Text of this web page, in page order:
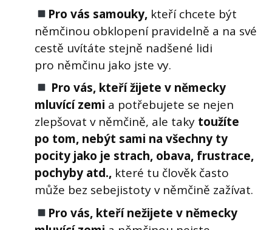
Pro vás samouky, kteří chcete být
němčinou obklopení pravidelně a na své
cestě uvítáte stejně nadšené lidi
pro němčinu jako jste vy.
Pro vás, kteří žijete v německy
mluvící zemi a potřebujete se nejen
zlepšovat v němčině, ale taky toužíte
po tom, nebýt sami na všechny ty
pocity jako je strach, obava, frustrace,
pochyby atd., které tu člověk často
může bez sebejistoty v němčině zažívat.
Pro vás, kteří nežijete v německy